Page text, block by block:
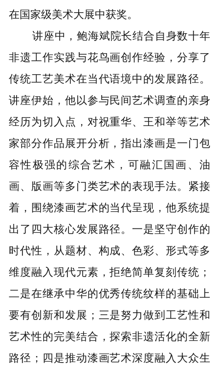
在国家级美术大展中获奖。
讲座中，鲍海斌院长结合自身数十年
非遗工作实践与花鸟画创作经验，分享了
传统工艺美术在当代语境中的发展路径。
讲座伊始， 他以参与民间艺术调查的亲身
经历为切入点，对祝重华、王和举等艺术
家部分作品展开分析，指出漆画是一门包
容性极强的综合艺术，可融汇国画、油
画、版画等多门类艺术的表现手法。 紧接
着， 围绕漆画艺术的当代呈现，他系统提
出了四大核心发展路径。一是坚守创作的
时代性，从题材、构成、色彩、形式等多
维度融入现代元素，拒绝简单复刻传统；
二是在继承中华的优秀传统纹样的基础上
要有创新和发展；三是努力做到工艺性和
艺术性的完美结合，探索非遗活化的全新
路径；四是推动漆画艺术深度融入大众生